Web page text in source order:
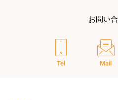
お問い
Tel Mail